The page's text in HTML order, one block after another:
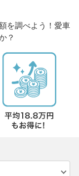
を調べよう！愛車
？